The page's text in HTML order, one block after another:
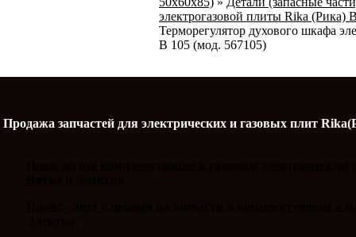
электрогазовой плиты Rika (Рика)
Терморегулятор духового шкафа
В 105 (мод. 567105)
Продажа запчастей для электрических и газовых плит